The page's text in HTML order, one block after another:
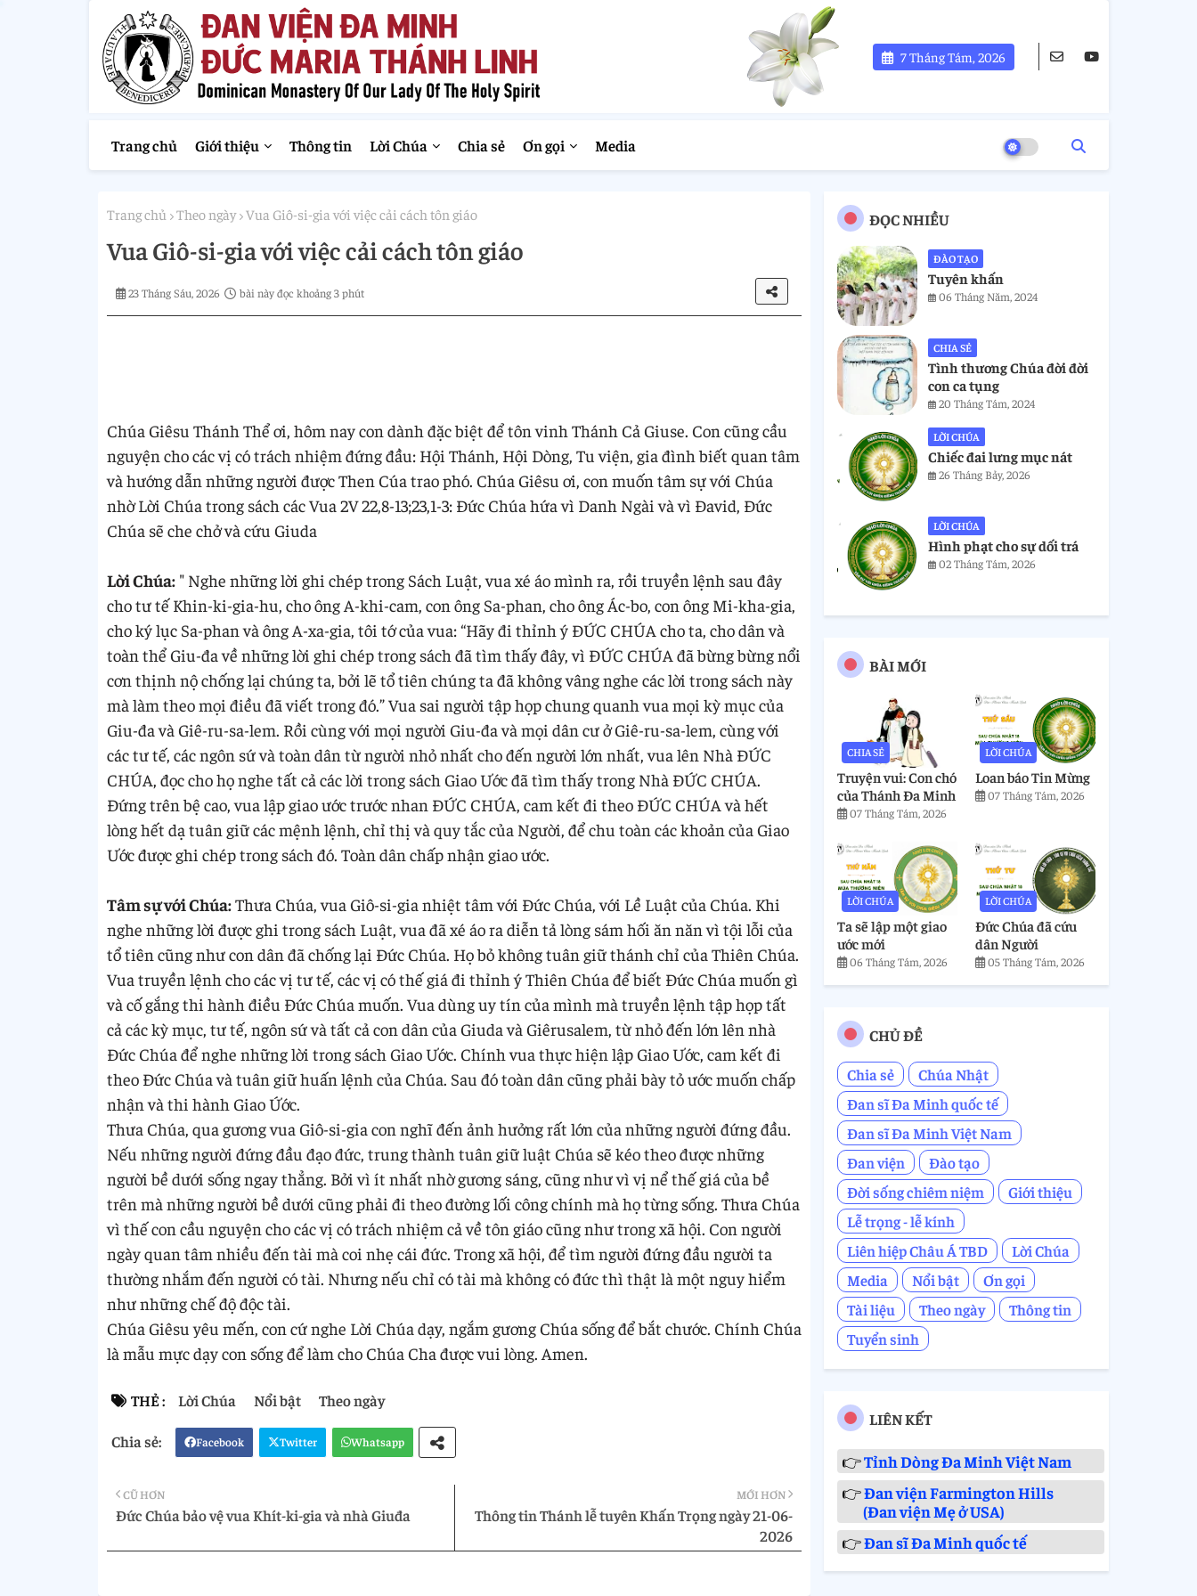
7 Tháng Tám, 2026
Trang chủ Giới thiệu Thông tin Lời Chúa Chia sẻ Ơn gọi Media
Trang chủ Theo ngày Vua Giô-si-gia với việc cải cách tôn giáo
Vua Giô-si-gia với việc cải cách tôn giáo
23 Tháng Sáu, 2026 bài này đọc khoảng 3 phút
Chúa Giêsu Thánh Thể ơi, hôm nay con dành đặc biệt để tôn vinh Thánh Cả Giuse. Con cũng cầu
nguyện cho các vị có trách nhiệm đứng đầu: Hội Thánh, Hội Dòng, Tu viện, gia đình biết quan tâm
và hướng dẫn những người được Then Cúa trao phó. Chúa Giêsu ơi, con muốn tâm sự với Chúa
nhờ Lời Chúa trong sách các Vua 2V 22,8-13;23,1-3: Đức Chúa hứa vì Danh Ngài và vì Đavid, Đức
Chúa sẽ che chở và cứu Giuda
Lời Chúa:" Nghe những lời ghi chép trong Sách Luật, vua xé áo mình ra, rồi truyền lệnh sau đây
cho tư tế Khin-ki-gia-hu, cho ông A-khi-cam, con ông Sa-phan, cho ông Ác-bo, con ông Mi-kha-gia,
cho ký lục Sa-phan và ông A-xa-gia, tôi tớ của vua: “Hãy đi thỉnh ý ĐỨC CHÚA cho ta, cho dân và
toàn thể Giu-đa về những lời ghi chép trong sách đã tìm thấy đây, vì ĐỨC CHÚA đã bừng bừng nổi
cơn thịnh nộ chống lại chúng ta, bởi lẽ tổ tiên chúng ta đã không vâng nghe các lời trong sách này
mà làm theo mọi điều đã viết trong đó.” Vua sai người tập họp chung quanh vua mọi kỳ mục của
Giu-đa và Giê-ru-sa-lem. Rồi cùng với mọi người Giu-đa và mọi dân cư ở Giê-ru-sa-lem, cùng với
các tư tế, các ngôn sứ và toàn dân từ người nhỏ nhất cho đến người lớn nhất, vua lên Nhà ĐỨC
CHÚA, đọc cho họ nghe tất cả các lời trong sách Giao Ước đã tìm thấy trong Nhà ĐỨC CHÚA.
Đứng trên bệ cao, vua lập giao ước trước nhan ĐỨC CHÚA, cam kết đi theo ĐỨC CHÚA và hết
lòng hết dạ tuân giữ các mệnh lệnh, chỉ thị và quy tắc của Người, để chu toàn các khoản của Giao
Ước được ghi chép trong sách đó. Toàn dân chấp nhận giao ước.
Tâm sự với Chúa:Thưa Chúa, vua Giô-si-gia nhiệt tâm với Đức Chúa, với Lề Luật của Chúa. Khi
nghe những lời được ghi trong sách Luật, vua đã xé áo ra diễn tả lòng sám hối ăn năn vì tội lỗi của
tổ tiên cũng như con dân đã chống lại Đức Chúa. Họ bỏ không tuân giữ thánh chỉ của Thiên Chúa.
Vua truyền lệnh cho các vị tư tế, các vị có thế giá đi thỉnh ý Thiên Chúa để biết Đức Chúa muốn gì
và cố gắng thi hành điều Đức Chúa muốn. Vua dùng uy tín của mình mà truyền lệnh tập họp tất
cả các kỳ mục, tư tế, ngôn sứ và tất cả con dân của Giuda và Giêrusalem, từ nhỏ đến lớn lên nhà
Đức Chúa để nghe những lời trong sách Giao Ước. Chính vua thực hiện lập Giao Ước, cam kết đi
theo Đức Chúa và tuân giữ huấn lệnh của Chúa. Sau đó toàn dân cũng phải bày tỏ ước muốn chấp
nhận và thi hành Giao Ứớc.
Thưa Chúa, qua gương vua Giô-si-gia con nghĩ đến ảnh hưởng rất lớn của những người đứng đầu.
Nếu những người đứng đầu đạo đức, trung thành tuân giữ luật Chúa sẽ kéo theo được những
người bề dưới sống ngay thẳng. Bởi vì ít nhất nhờ gương sáng, cũng như vì vị nể thế giá của bề
trên mà những người bề dưới cũng phải đi theo đường lối công chính mà họ từng sống. Thưa Chúa
vì thế con cầu nguyện cho các vị có trách nhiệm cả về tôn giáo cũng như trong xã hội. Con người
ngày quan tâm nhiều đến tài mà coi nhẹ cái đức. Trong xã hội, để tìm người đứng đầu người ta
thường nhắm đến người có tài. Nhưng nếu chỉ có tài mà không có đức thì thật là một nguy hiểm
như những chế độ độc tài.
Chúa Giêsu yêu mến, con cứ nghe Lời Chúa dạy, ngắm gương Chúa sống để bắt chước. Chính Chúa
là mẫu mực dạy con sống để làm cho Chúa Cha được vui lòng. Amen.
THẺ : Lời Chúa Nổi bật Theo ngày
Facebook Twitter Whatsapp
MỚI HƠN
Thông tin Thánh lễ tuyên Khấn Trọng ngày 21-06-
2026
CŨ HƠN
Đức Chúa bảo vệ vua Khít-ki-gia và nhà Giuđa
ĐỌC NHIỀU
ĐÀO TẠO
Tuyên khấn
06 Tháng Năm, 2024
CHIA SẺ
Tình thương Chúa đời đời
con ca tụng
20 Tháng Tám, 2024
LỜI CHÚA
Chiếc đai lưng mục nát
26 Tháng Bảy, 2026
LỜI CHÚA
Hình phạt cho sự dối trá
02 Tháng Tám, 2026
BÀI MỚI
CHIA SẺ
Truyện vui: Con chó
của Thánh Đa Minh
07 Tháng Tám, 2026
LỜI CHÚA
Loan báo Tin Mừng
07 Tháng Tám, 2026
LỜI CHÚA
Ta sẽ lập một giao
ước mới
06 Tháng Tám, 2026
LỜI CHÚA
Đức Chúa đã cứu
dân Người
05 Tháng Tám, 2026
CHỦ ĐỀ
Chia sẻ
Chúa Nhật
Đan sĩ Đa Minh quốc tế
Đan sĩ Đa Minh Việt Nam
Đan viện
Đào tạo
Đời sống chiêm niệm
Giới thiệu
Lễ trọng - lễ kính
Liên hiệp Châu Á TBD
Lời Chúa
Media
Nổi bật
Ơn gọi
Tài liệu
Theo ngày
Thông tin
Tuyển sinh
LIÊN KẾT
👉Tỉnh Dòng Đa Minh Việt Nam
👉Đan viện Farmington Hills
(Đan viện Mẹ ở USA)
👉Đan sĩ Đa Minh quốc tế